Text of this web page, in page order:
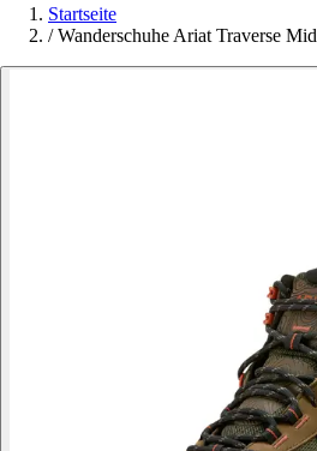
Startseite
/ Wanderschuhe Ariat Traverse Mid